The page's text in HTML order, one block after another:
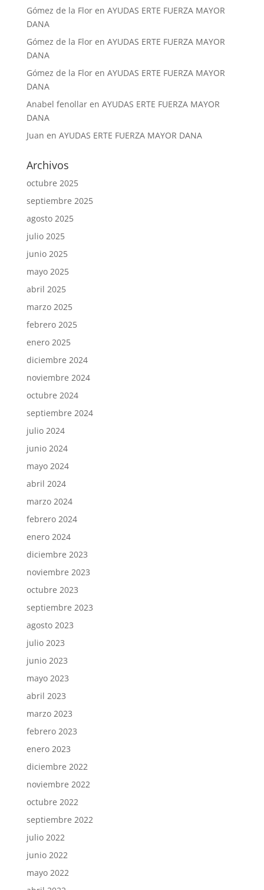
Gómez de la Floren AYUDAS ERTE FUERZA MAYOR
DANA
Gómez de la Floren AYUDAS ERTE FUERZA MAYOR
DANA
Gómez de la Floren AYUDAS ERTE FUERZA MAYOR
DANA
Anabel fenollaren AYUDAS ERTE FUERZA MAYOR
DANA
Juan en AYUDAS ERTE FUERZA MAYOR DANA
Archivos
octubre 2025
septiembre 2025
agosto 2025
julio 2025
junio 2025
mayo 2025
abril 2025
marzo 2025
febrero 2025
enero 2025
diciembre 2024
noviembre 2024
octubre 2024
septiembre 2024
julio 2024
junio 2024
mayo 2024
abril 2024
marzo 2024
febrero 2024
enero 2024
diciembre 2023
noviembre 2023
octubre 2023
septiembre 2023
agosto 2023
julio 2023
junio 2023
mayo 2023
abril 2023
marzo 2023
febrero 2023
enero 2023
diciembre 2022
noviembre 2022
octubre 2022
septiembre 2022
julio 2022
junio 2022
mayo 2022